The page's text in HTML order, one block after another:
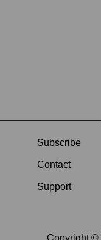
Subscribe
Contact
Support
Copyright ©